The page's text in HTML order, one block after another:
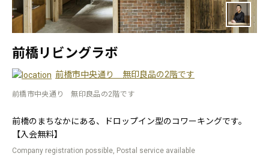
前橋リビングラボ
前橋市中央通り 無印良品の2階です
前橋市中央通り 無印良品の2階です
前橋のまちなかにある、ドロップイン型のコワーキングです。
【入会無料】
Company registration possible, Postal service available